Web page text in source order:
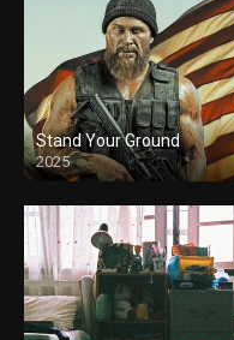
Stand Your Ground
2025